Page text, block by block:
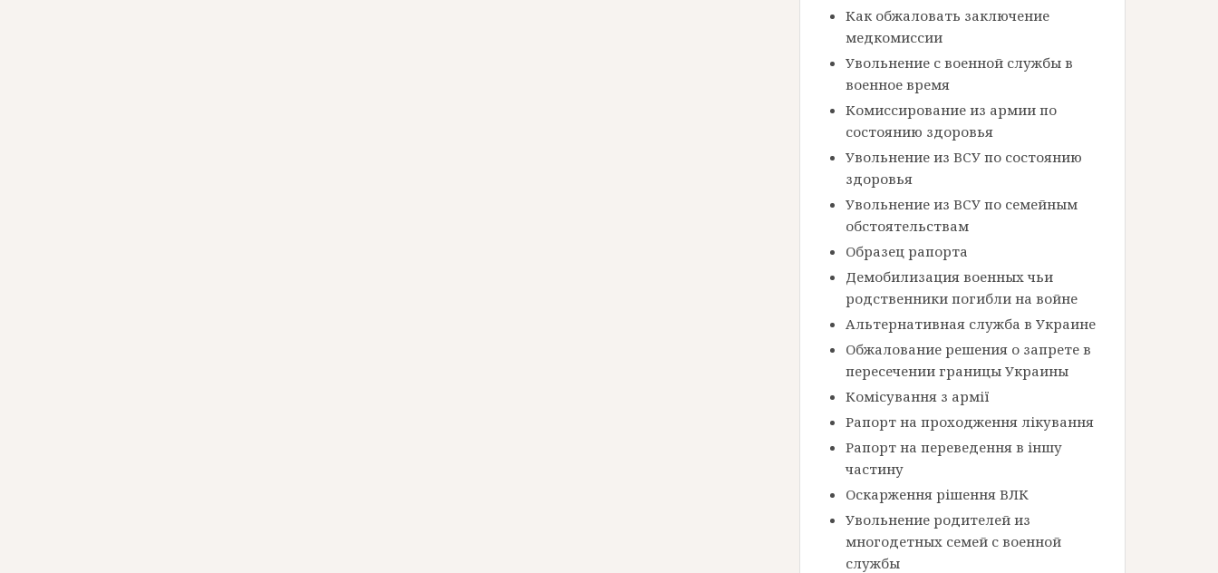
Как обжаловать заключение
медкомиссии
Увольнение с военной службы в
военное время
Комиссирование из армии по
состоянию здоровья
Увольнение из ВСУ по состоянию
здоровья
Увольнение из ВСУ по семейным
обстоятельствам
Образец рапорта
Демобилизация военных чьи
родственники погибли на войне
Альтернативная служба в Украине
Обжалование решения о запрете в
пересечении границы Украины
Комісування з армії
Рапорт на проходження лікування
Рапорт на переведення в іншу
частину
Оскарження рішення ВЛК
Увольнение родителей из
многодетных семей с военной
службы